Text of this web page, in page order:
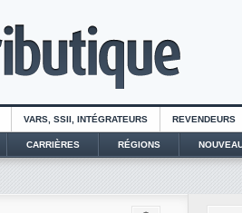
VARS, SSII, INTÉGRATEURS REVENDEURS
CARRIÈRES RÉGIONS